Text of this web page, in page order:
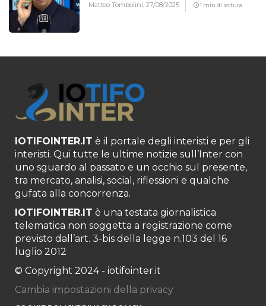
Matteo Tombolini,27/08/2025 1 min di lettura
IOTIFOINTER.IT è il portale degli interisti e per gli
interisti. Qui tutte le ultime notizie sull’Inter con
uno sguardo al passato e un occhio sul presente,
tra mercato, analisi, social, riflessioni e qualche
gufata alla concorrenza.
IOTIFOINTER.IT è una testata giornalistica
telematica non soggetta a registrazione come
previsto dall’art. 3-bis della legge n.103 del 16
luglio 2012
© Copyright 2024 - iotifointer.it
Cambia impostazioni della privacy